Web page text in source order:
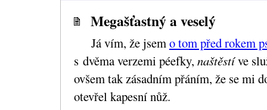
Megašťastný a veselý
Já vím, že jsem o tom před rokem
s dvěma verzemi péefky,naštěstíve
ovšem tak zásadním přáním, že se mi
otevřel kapesní nůž.